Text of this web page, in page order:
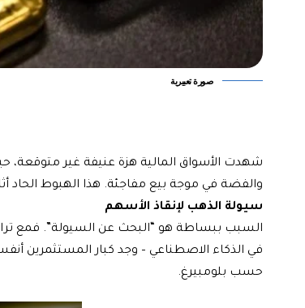
صورة تعبيرية
شهدت الأسواق المالية هزة عنيفة غير متوقعة،
والفضة في موجة بيع مفاجئة. هذا الهبوط الحاد
سيولة الذهب لإنقاذ الأسهم
السبب ببساطة هو “البحث عن السيولة”. فمع
في الذكاء الاصطناعي – وجد كبار
حسب بلومبيرغ.